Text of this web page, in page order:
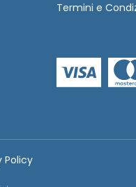
Termini e
Policy